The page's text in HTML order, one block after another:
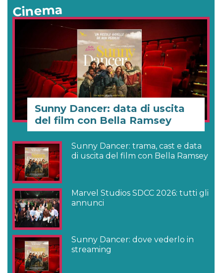
Cinema
Sunny Dancer: data di uscita
del film con Bella Ramsey
Sunny Dancer: trama, cast e data
di uscita del film con Bella Ramsey
Marvel Studios SDCC 2026: tutti gli
annunci
Sunny Dancer: dove vederlo in
streaming